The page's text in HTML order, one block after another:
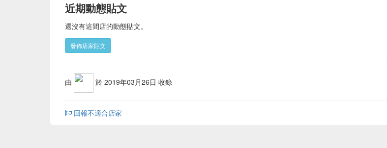
近期動態貼文
還沒有這間店的動態貼文。
發佈店家貼文
由 於 2019年03月26日 收錄
回報不適合店家